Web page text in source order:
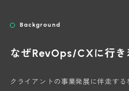
Background
なぜRevOps/CXに行き
クライアントの事業発展に伴走す